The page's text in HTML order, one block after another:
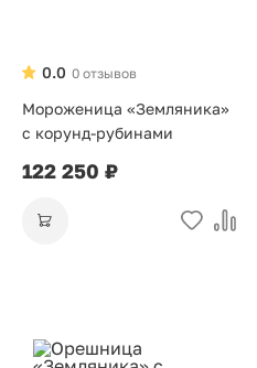
0 отзывов
0.0
Мороженица «Земляника»
с корунд-рубинами
122 250 ₽